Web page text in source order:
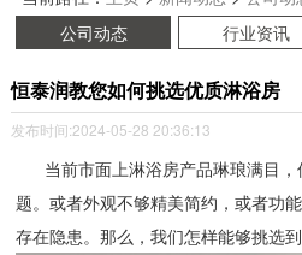
公司动态
行业资讯
恒泰润教您如何挑选优质淋浴房
发布时间:2024-05-28 20:36:13
当前市面上淋浴房产品琳琅满目，
题。或者外观不够精美简约，或者功
存在隐患。那么，我们怎样能够挑选